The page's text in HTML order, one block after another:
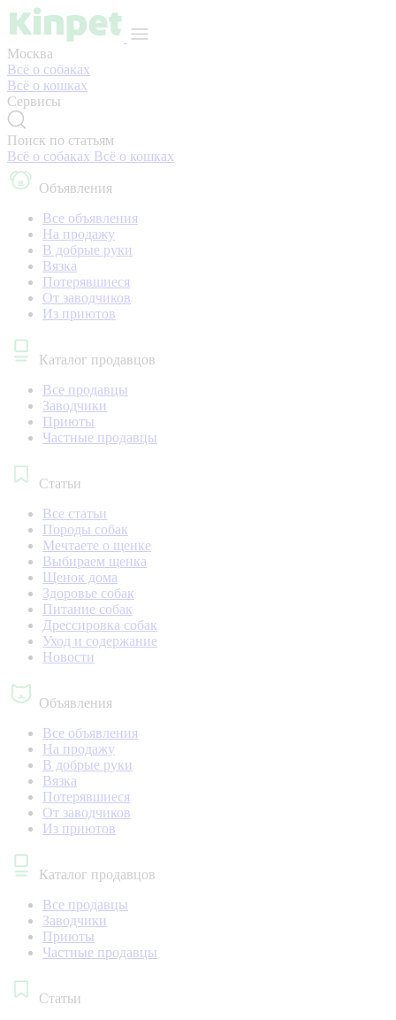
Москва
Всё о собаках
Всё о кошках
Сервисы
Поиск по статьям
Всё о собаках Всё о кошках
Объявления
Все объявления
На продажу
В добрые руки
Вязка
Потерявшиеся
От заводчиков
Из приютов
Каталог продавцов
Все продавцы
Заводчики
Приюты
Частные продавцы
Статьи
Все статьи
Породы собак
Мечтаете о щенке
Выбираем щенка
Щенок дома
Здоровье собак
Питание собак
Дрессировка собак
Уход и содержание
Новости
Объявления
Все объявления
На продажу
В добрые руки
Вязка
Потерявшиеся
От заводчиков
Из приютов
Каталог продавцов
Все продавцы
Заводчики
Приюты
Частные продавцы
Статьи